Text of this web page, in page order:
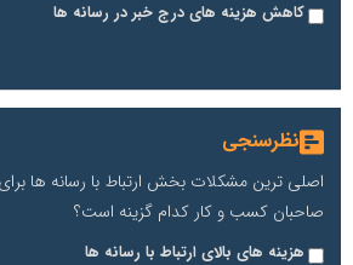
کاهش هزینه های درج خبر در رسانه ها
نظرسنجی
اصلی ترین مشکلات بخش ارتباط با رسانه ها
صاحبان کسب و کار کدام گزینه است؟
هزینه های بالای ارتباط با رسانه ها